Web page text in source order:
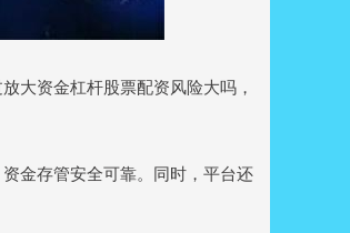
大资金杠杆股票配资风险大吗，
金存管安全可靠。同时，平台还